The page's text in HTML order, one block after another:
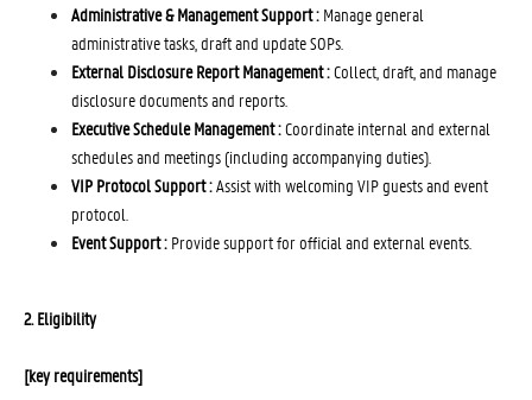
Administrative & Management Support : Manage general
administrative tasks, draft and update SOPs.
External Disclosure Report Management :Collect, draft, and manage
disclosure documents and reports.
Executive Schedule Management :Coordinate internal and external
schedules and meetings (including accompanying duties).
VIP Protocol Support :Assist with welcoming VIP guests and event
protocol.
Event Support : Provide support for official and external events.
2. Eligibility
[key requirements]